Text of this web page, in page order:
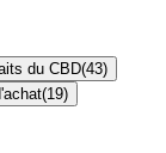
du CBD(43)
(19)